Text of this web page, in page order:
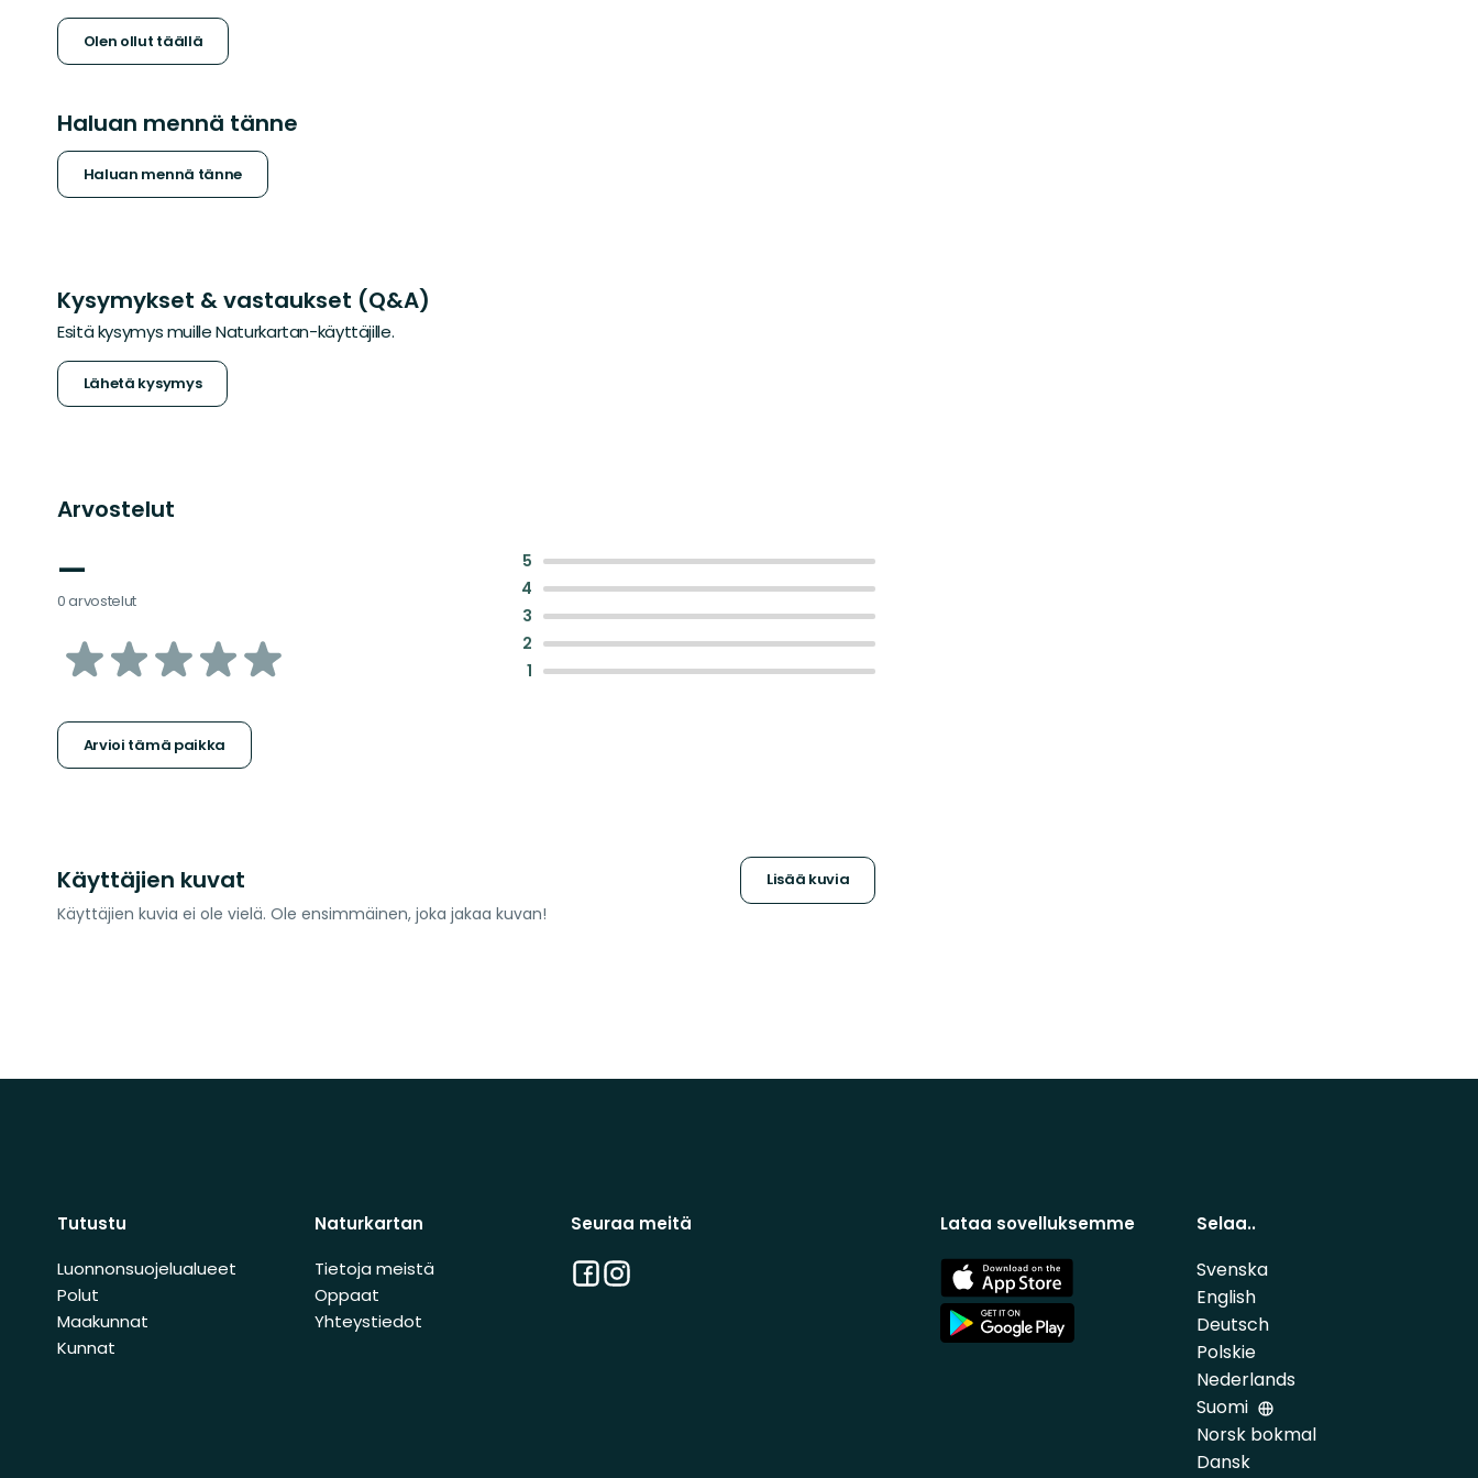
Olen ollut täällä
Haluan mennä tänne
Haluan mennä tänne
Kysymykset & vastaukset (Q&A)
Esitä kysymys muille Naturkartan-käyttäjille.
Lähetä kysymys
Arvostelut
—
0 arvostelut
/5
Arvioi tämä paikka
5
4
3
2
1
Käyttäjien kuvat Lisää kuvia
Käyttäjien kuvia ei ole vielä. Ole ensimmäinen, joka jakaa kuvan!
Tutustu
Luonnonsuojelualueet
Polut
Maakunnat
Kunnat
Naturkartan
Tietoja meistä
Oppaat
Yhteystiedot
Seuraa meitä
Facebook
Instagram
Lataa sovelluksemme
App
Store
App
Store
Selaa..
Svenska
English
Deutsch
Polskie
Nederlands
Suomi
Norsk bokmal
Dansk